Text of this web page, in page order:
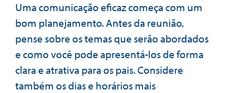
Uma comunicação eficaz começa com um
bom planejamento. Antes da reunião,
pense sobre os temas que serão abordados
e como você pode apresentá-los de forma
clara e atrativa para os pais. Considere
também os dias e horários mais